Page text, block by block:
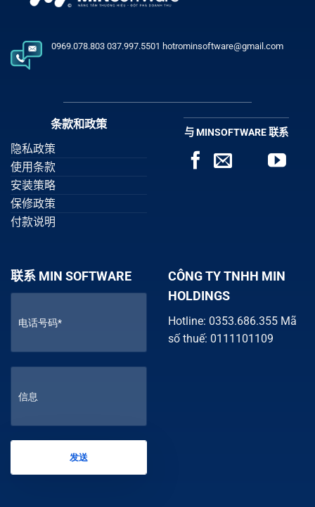
0969.078.803 037.997.5501 hotrominsoftware@gmail.com
条款和政策
隐私政策
使用条款
安装策略
保修政策
付款说明
与 MINSOFTWARE 联系
联系 MIN SOFTWARE
CÔNG TY TNHH MIN
HOLDINGS
Hotline: 0353.686.355 Mã
số thuế: 0111101109